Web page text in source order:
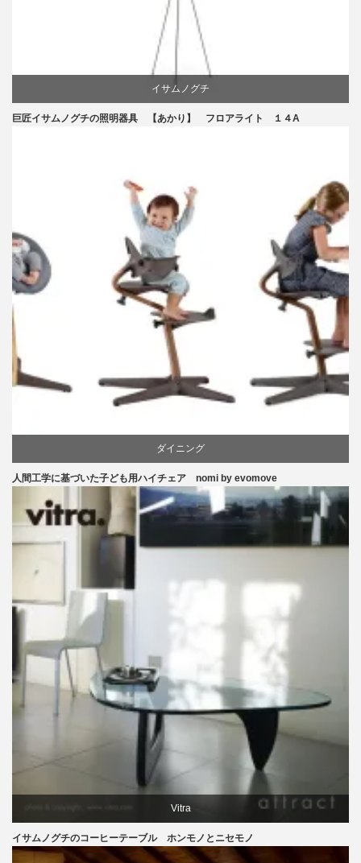
イサムノグチ
巨匠イサムノグチの照明器具 【あかり】 フロアライト １４A
ダイニング
ピーター・オブスヴィック
椅子
人間工学に基づいた子ども用ハイチェア nomi by evomove
Vitra
イサムノグチ
イサムノグチのコーヒーテーブル ホンモノとニセモノ